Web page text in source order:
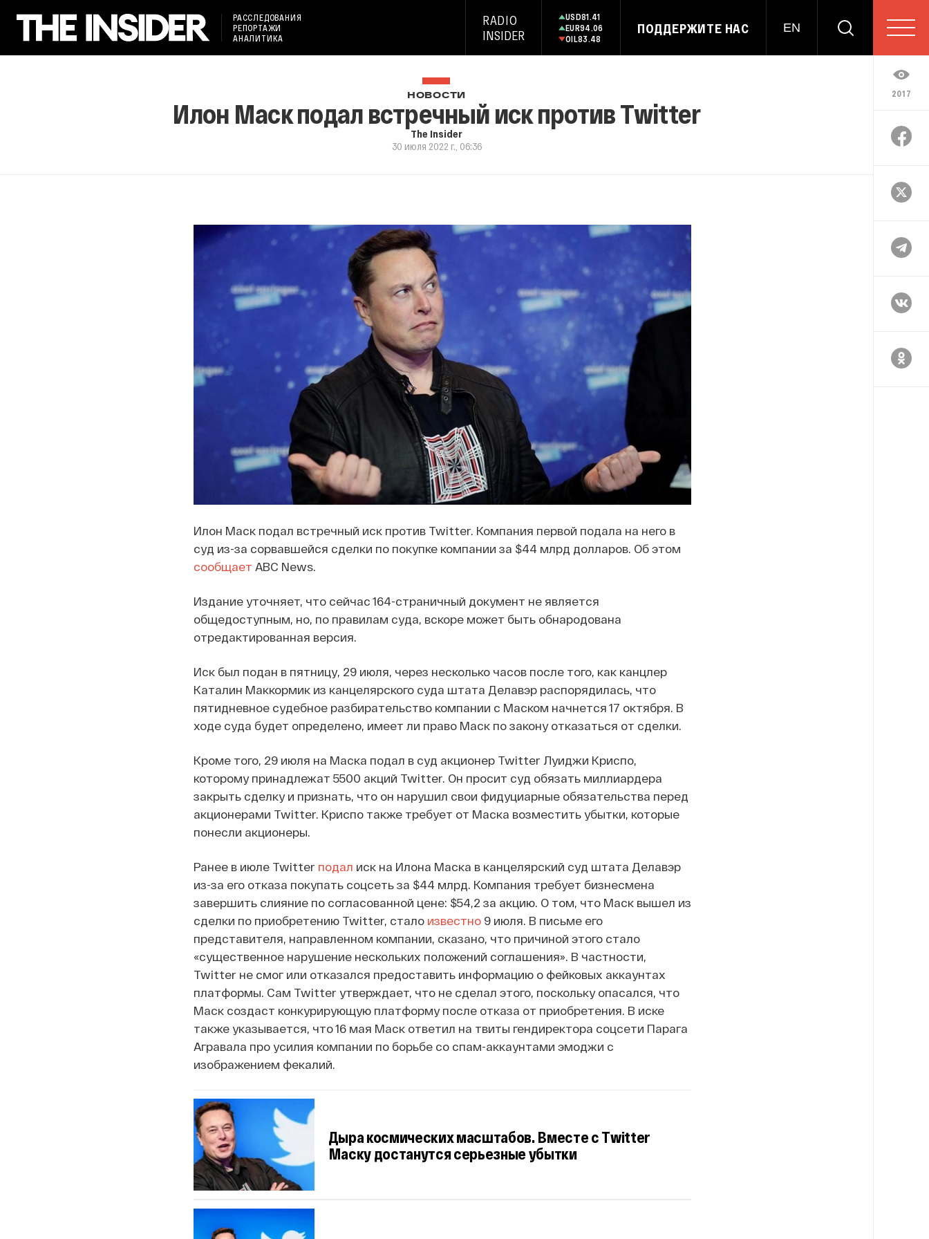
РАССЛЕДОВАНИЯ
РЕПОРТАЖИ
АНАЛИТИКА
RADIO
INSIDER
USD81.41
EUR94.06
OIL83.48
ПОДДЕРЖИТЕ НАС EN
2017
НОВОСТИ
Илон Маск подал встречный иск против Twitter
The Insider
30 июля 2022 г., 06:36
Илон Маск подал встречный иск против Twitter. Компания первой подала на него в
суд из-за сорвавшейся сделки по покупке компании за $44 млрд долларов. Об этом
сообщает ABC News.
Издание уточняет, что сейчас 164-страничный документ не является
общедоступным, но, по правилам суда, вскоре может быть обнародована
отредактированная версия.
Иск был подан в пятницу, 29 июля, через несколько часов после того, как канцлер
Каталин Маккормик из канцелярского суда штата Делавэр распорядилась, что
пятидневное судебное разбирательство компании с Маском начнется 17 октября. В
ходе суда будет определено, имеет ли право Маск по закону отказаться от сделки.
Кроме того, 29 июля на Маска подал в суд акционер Twitter Луиджи Криспо,
которому принадлежат 5500 акций Twitter. Он просит суд обязать миллиардера
закрыть сделку и признать, что он нарушил свои фидуциарные обязательства перед
акционерами Twitter. Криспо также требует от Маска возместить убытки, которые
понесли акционеры.
Ранее в июле Twitter подал иск на Илона Маска в канцелярский суд штата Делавэр
из-за его отказа покупать соцсеть за $44 млрд. Компания требует бизнесмена
завершить слияние по согласованной цене: $54,2 за акцию. О том, что Маск вышел из
сделки по приобретению Twitter, стало известно9 июля. В письме его
представителя, направленном компании, сказано, что причиной этого стало
«существенное нарушение нескольких положений соглашения». В частности,
Twitter не смог или отказался предоставить информацию о фейковых аккаунтах
платформы. Сам Twitter утверждает, что не сделал этого, поскольку опасался, что
Маск создаст конкурирующую платформу после отказа от приобретения. В иске
также указывается, что 16 мая Маск ответил на твиты гендиректора соцсети Парага
Агравала про усилия компании по борьбе со спам-аккаунтами эмоджи с
изображением фекалий.
Дыра космических масштабов. Вместе с Twitter
Маску достанутся серьезные убытки